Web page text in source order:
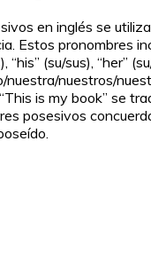
en inglés se
Estos pronombres
“his” (su/sus), “her”
nuestra/nuestros/
is my book” se
posesivos